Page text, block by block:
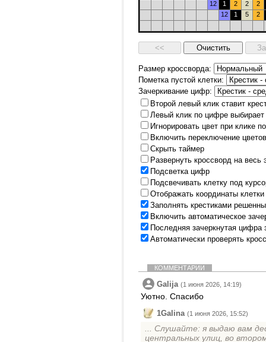
12
1 2 2
2
12
1 5 2
Размер кроссворда:
Пометка пустой клетки:
Зачеркивание цифр:
Второй левый клик ставит
Левый клик по цифре выбирает
Игнорировать цвет при клике
Включить переключение
Скрыть таймер
Развернуть кроссворд на
Подсветка цифр
Подсвечивать клетку под
Отображать координаты
Заполнять крестиками
Включить автоматическое
Последняя зачеркнутая цифра
Автоматически проверять
КОММЕНТАРИИ
Galija (1 июня 2026, 14:19)
Уютно. Спасибо
1Galina (1 июня 2026, 15:52)
... Слушайте: я выдаю вам
центральных улиц, во